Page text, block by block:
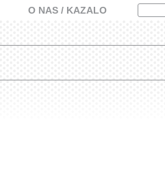
O NAS / KAZALO